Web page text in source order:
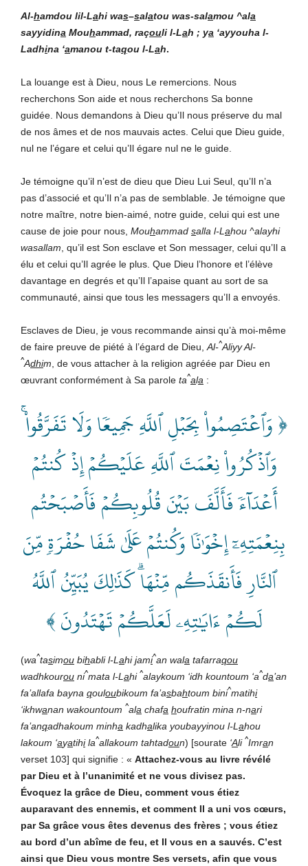
Al-hamdou lil-Lahi was–salatou was-salamou ^ala
sayyidina Mouhammad, raçouli l-Lah ; ya ‘ayyouha l-
Ladhina ‘amanou t-taqou l-Lah.
La louange est à Dieu, nous Le remercions. Nous
recherchons Son aide et nous recherchons Sa bonne
guidée. Nous demandons à Dieu qu’Il nous préserve du mal
de nos âmes et de nos mauvais actes. Celui que Dieu guide,
nul ne l’égare et celui qu’Il égare nul ne le guide.
Je témoigne qu’il n’est de dieu que Dieu Lui Seul, qu’Il n’a
pas d’associé et qu’Il n’a pas de semblable. Je témoigne que
notre maître, notre bien-aimé, notre guide, celui qui est une
cause de joie pour nous, Mouhammad salla l-L ahou ^alayhi
wasallam , qu’il est Son esclave et Son messager, celui qu’Il a
élu et celui qu’Il agrée le plus. Que Dieu l’honore et l’élève
davantage en degrés et qu’Il l’apaise quant au sort de sa
communauté, ainsi que tous les messagers qu’Il a envoyés.
Esclaves de Dieu, je vous recommande ainsi qu’à moi-même
de faire preuve de piété à l’égard de Dieu, Al-^Aliyy Al-
^Adhim , de vous attacher à la religion agréée par Dieu en
œuvrant conformément à Sa parole ta^ala :
﴿ وَٱعۡتَصِمُواْ بِحَبۡلِ ٱللَّهِ جَمِيعٗا وَلَا تَفَرَّقُواْ ۚ
وَٱذۡكُرُواْ نِعۡمَتَ ٱللَّهِ عَلَيۡكُمۡ إِذۡ كُنتُمۡ
أَعۡدَآءٗ فَأَلَّفَ بَيۡنَ قُلُوبِكُمۡ فَأَصۡبَحۡتُم
بِنِعۡمَتِهِۦٓ إِخۡوَٰنٗا وَكُنتُمۡ عَلَىٰ شَفَا حُفۡرَةٖ مِّنَ
ٱلنَّارِ فَأَنقَذَكُم مِّنۡهَاۗ كَذَٰلِكَ يُبَيِّنُ ٱللَّهُ
لَكُمۡ ءَايَٰتِهِۦ لَعَلَّكُمۡ تَهۡتَدُونَ ﴾
(wa^tasimou bihabli l-L ahijami^an wala tafarraqou
wadhkourou ni^mata l-L ahi ^alaykoum ‘idh kountoum ‘a^da’an
fa’allafa bayna qouloubikoum fa’asbahtoum bini^matihi
‘ikhwanan wakountoum ^ala chafa houfratin mina n-nari
fa’anqadhakoum minha kadhalika youbayyinou l-L ahou
lakoum ‘ayatihila^allakoum tahtadoun) [sourate ‘Ali ^Imran
verset 103] qui signifie : « Attachez-vous au livre révélé
par Dieu et à l’unanimité et ne vous divisez pas.
Évoquez la grâce de Dieu, comment vous étiez
auparavant des ennemis, et comment Il a uni vos cœurs,
par Sa grâce vous êtes devenus des frères ; vous étiez
au bord d’un abîme de feu, et Il vous en a sauvés. C’est
ainsi que Dieu vous montre Ses versets, afin que vous